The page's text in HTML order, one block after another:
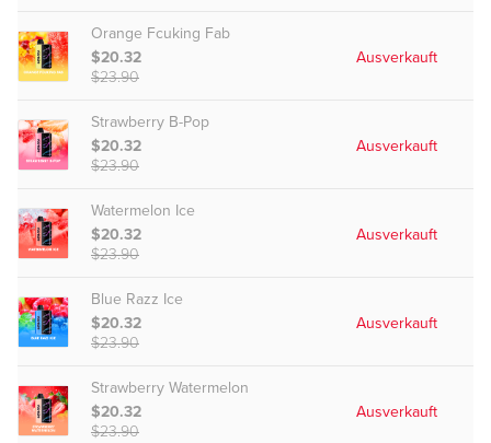
Orange Fcuking Fab
$20.32
$23.90
Ausverkauft
Strawberry B-Pop
$20.32
$23.90
Ausverkauft
Watermelon Ice
$20.32
$23.90
Ausverkauft
Blue Razz Ice
$20.32
$23.90
Ausverkauft
Strawberry Watermelon
$20.32
$23.90
Ausverkauft